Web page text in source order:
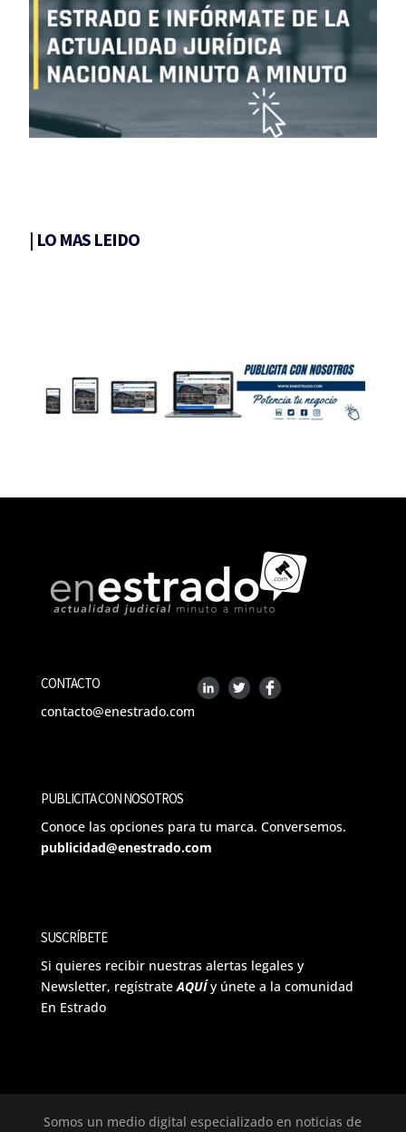
| LO MAS LEIDO
CONTACTO
contacto@enestrado.com
PUBLICITA CON NOSOTROS
Conoce las opciones para tu marca. Conversemos.
publicidad@enestrado.com
SUSCRÍBETE
Si quieres recibir nuestras alertas legales y
Newsletter, regístrateAQUÍ y únete a la comunidad
En Estrado
Somos un medio digital especializado en noticias de